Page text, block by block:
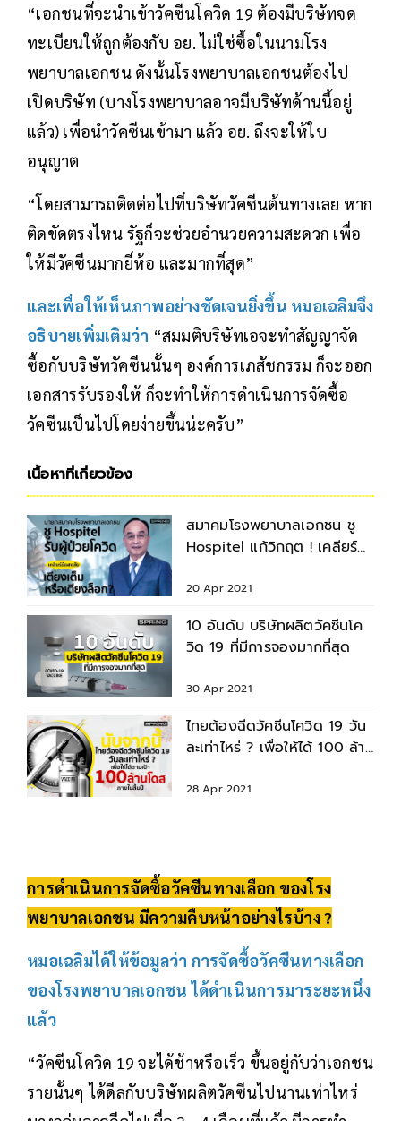
“เอกชนที่จะนำเข้าวัคซีนโควิด 19 ต้องมีบริษัทจด
ทะเบียนให้ถูกต้องกับ อย. ไม่ใช่ซื้อในนามโรง
พยาบาลเอกชน ดังนั้นโรงพยาบาลเอกชนต้องไป
เปิดบริษัท (บางโรงพยาบาลอาจมีบริษัทด้านนี้อยู่
แล้ว) เพื่อนำวัคซีนเข้ามา แล้ว อย. ถึงจะให้ใบ
อนุญาต
“โดยสามารถติดต่อไปที่บริษัทวัคซีนต้นทางเลย หาก
ติดขัดตรงไหน รัฐก็จะช่วยอำนวยความสะดวก เพื่อ
ให้มีวัคซีนมากยี่ห้อ และมากที่สุด”
และเพื่อให้เห็นภาพอย่างชัดเจนยิ่งขึ้น หมอเฉลิมจึง
อธิบายเพิ่มเติมว่า “สมมติบริษัทเอจะทำสัญญาจัด
ซื้อกับบริษัทวัคซีนนั้นๆ องค์การเภสัชกรรม ก็จะออก
เอกสารรับรองให้ ก็จะทำให้การดำเนินการจัดซื้อ
วัคซีนเป็นไปโดยง่ายขึ้นน่ะครับ”
เนื้อหาที่เกี่ยวข้อง
สมาคมโรงพยาบาลเอกชน ชู
Hospitel แก้วิกฤต ! เคลียร์
20 Apr 2021
10 อันดับ บริษัทผลิตวัคซีนโค
วิด 19 ที่มีการจองมากที่สุด
30 Apr 2021
ไทยต้องฉีดวัคซีนโควิด 19 วัน
ละเท่าไหร่ ? เพื่อให้ได้ 100 ล้าน
28 Apr 2021
การดำเนินการจัดซื้อวัคซีนทางเลือก ของโรง
พยาบาลเอกชน มีความคืบหน้าอย่างไรบ้าง ?
หมอเฉลิมได้ให้ข้อมูลว่า การจัดซื้อวัคซีนทางเลือก
ของโรงพยาบาลเอกชน ได้ดำเนินการมาระยะหนึ่ง
แล้ว
“วัคซีนโควิด 19 จะได้ช้าหรือเร็ว ขึ้นอยู่กับว่าเอกชน
รายนั้นๆ ได้ดีลกับบริษัทผลิตวัคซีนไปนานเท่าไหร่